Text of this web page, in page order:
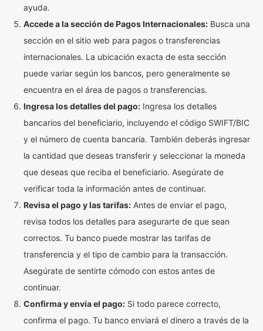
ayuda.
Accede a la sección de Pagos Internacionales: Busca una
sección en el sitio web para pagos o transferencias
internacionales. La ubicación exacta de esta sección
puede variar según los bancos, pero generalmente se
encuentra en el área de pagos o transferencias.
Ingresa los detalles del pago: Ingresa los detalles
bancarios del beneficiario, incluyendo el código SWIFT/BIC
y el número de cuenta bancaria. También deberás ingresar
la cantidad que deseas transferir y seleccionar la moneda
que deseas que reciba el beneficiario. Asegúrate de
verificar toda la información antes de continuar.
Revisa el pago y las tarifas: Antes de enviar el pago,
revisa todos los detalles para asegurarte de que sean
correctos. Tu banco puede mostrar las tarifas de
transferencia y el tipo de cambio para la transacción.
Asegúrate de sentirte cómodo con estos antes de
continuar.
Confirma y envía el pago: Si todo parece correcto,
confirma el pago. Tu banco enviará el dinero a través de la